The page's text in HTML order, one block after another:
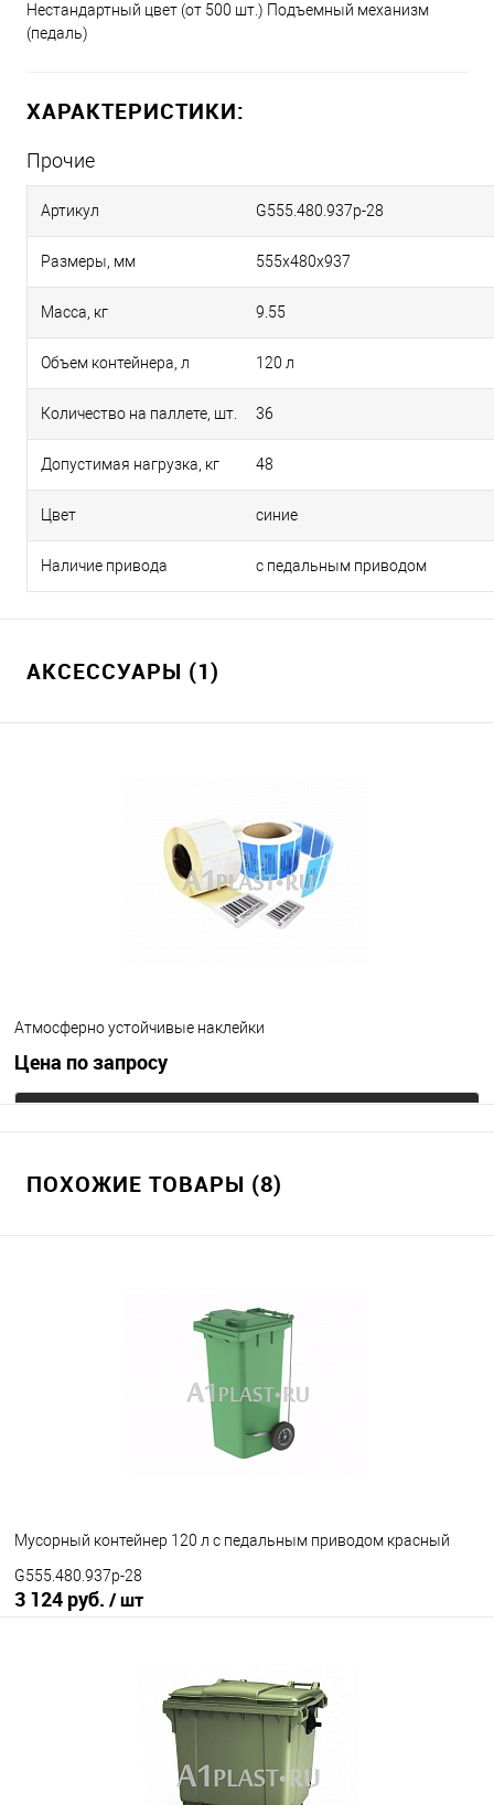
Нестандартный цвет (от 500 шт.) Подъемный механизм
(педаль)
ХАРАКТЕРИСТИКИ:
Прочие
Артикул G555.480.937p-28
Размеры, мм 555х480х937
Масса, кг 9.55
Объем контейнера, л 120 л
Количество на паллете, шт. 36
Допустимая нагрузка, кг 48
Цвет синие
Наличие привода с педальным приводом
АКСЕССУАРЫ (1)
Атмосферно устойчивые наклейки
Цена по запросу
В избранное
ПОХОЖИЕ ТОВАРЫ (8)
Мусорный контейнер 120 л с педальным приводом красный
G555.480.937p-28
3 124 руб. / шт
Под заказ
без педального привода